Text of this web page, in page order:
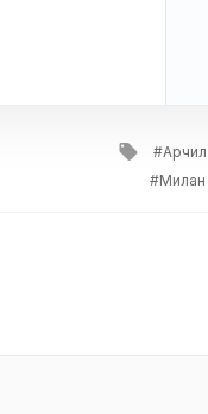
withМилан